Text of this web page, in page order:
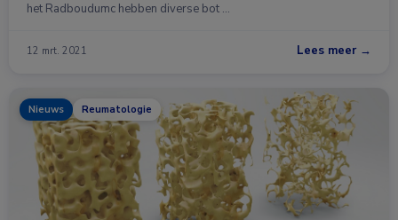
het Radboudumc hebben diverse bot …
12 mrt. 2021 Lees meer →
Nieuws Reumatologie